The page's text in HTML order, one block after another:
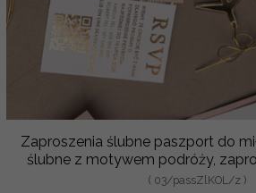
Zaproszenia ślubne paszport do
ślubne z motywem podróży,
( 03/passZlKOL/z )